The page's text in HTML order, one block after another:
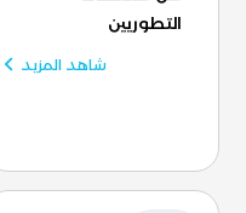
التطوريين
شاهد المزيد